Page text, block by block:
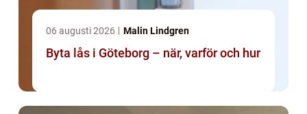
06 augusti 2026 Malin Lindgren
Byta lås i Göteborg – när, varför och hur